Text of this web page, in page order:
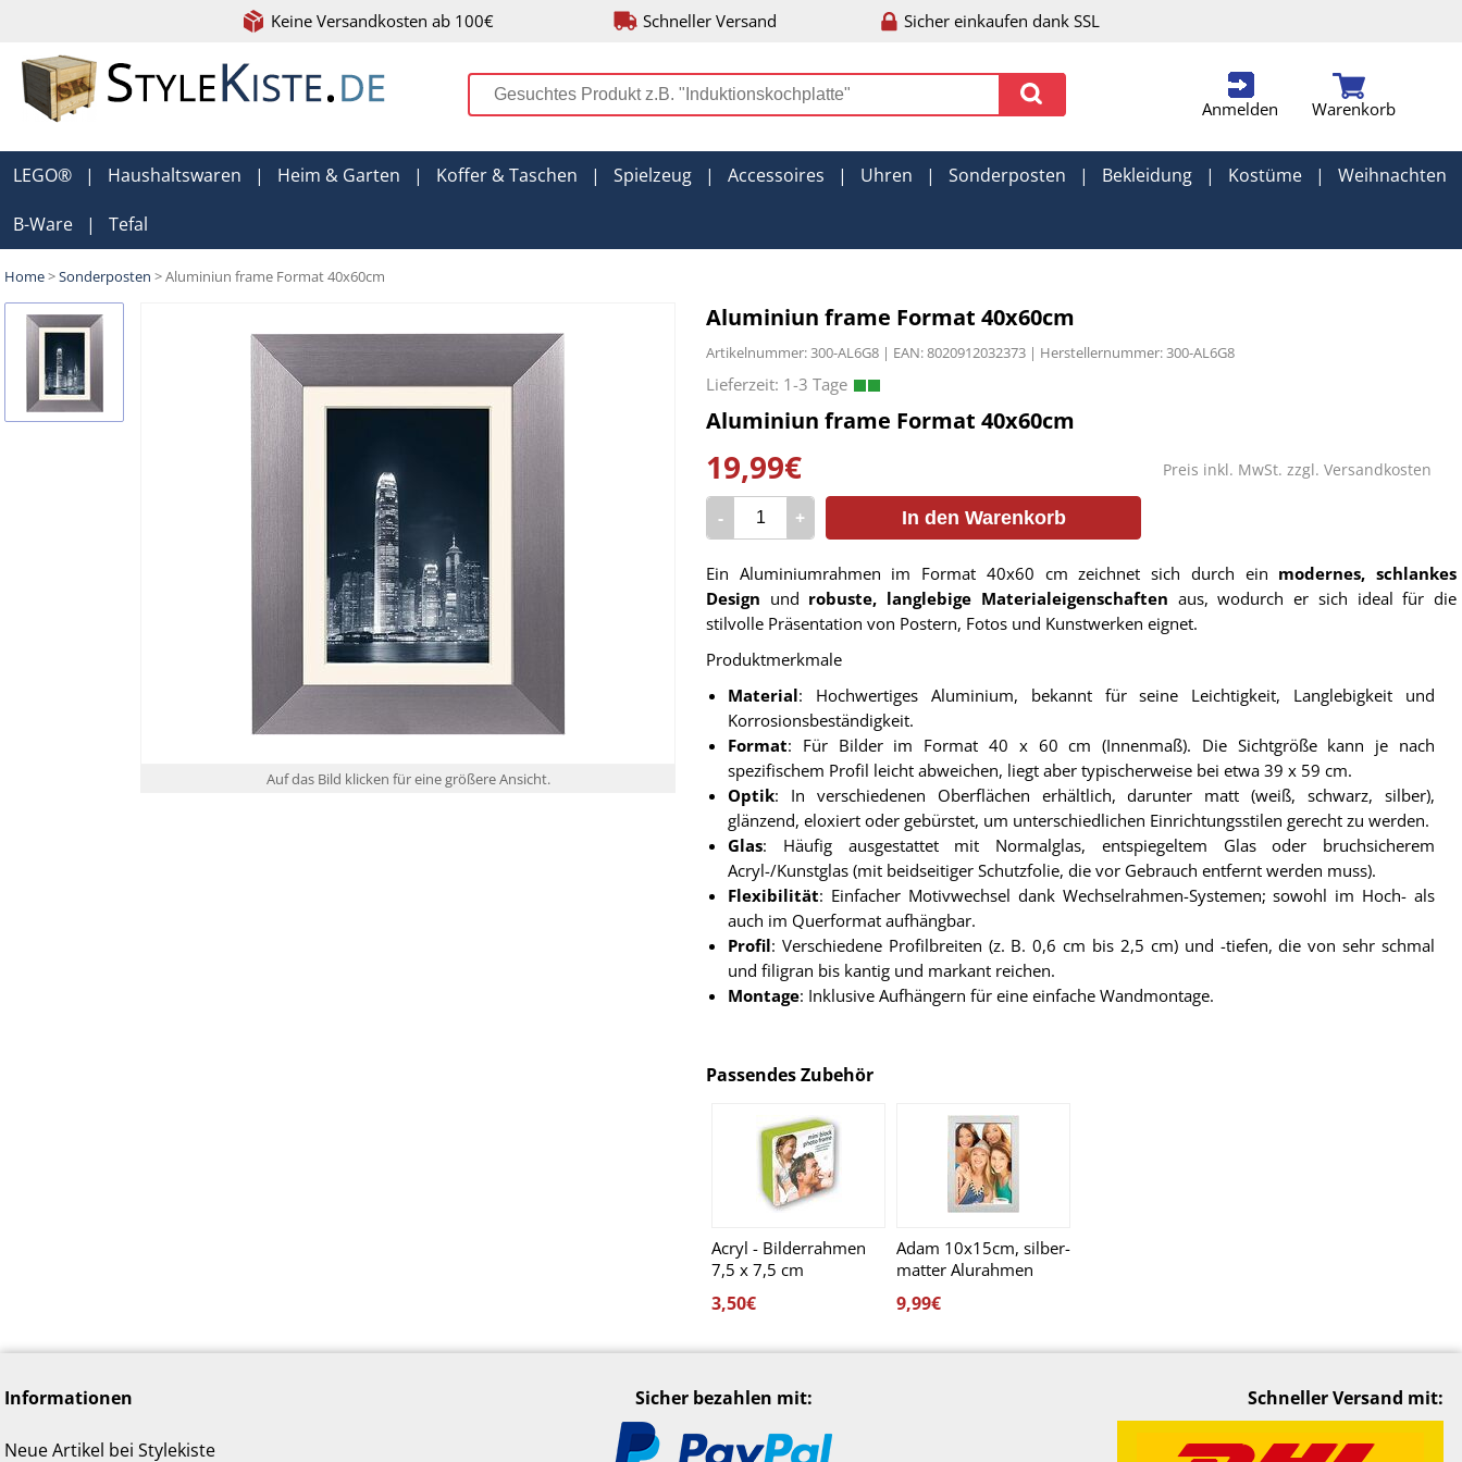
Keine Versandkosten ab 100€ Schneller Versand Sicher einkaufen dank SSL
Anmelden Warenkorb
LEGO® | Haushaltswaren | Heim & Garten | Koffer & Taschen | Spielzeug | Accessoires | Uhren | Sonderposten | Bekleidung | Kostüme | Weihnachten
B-Ware | Tefal
Home>Sonderposten > Aluminiun frame Format 40x60cm
Auf das Bild klicken für eine größere Ansicht.
Aluminiun frame Format 40x60cm
Artikelnummer: 300-AL6G8 | EAN: 8020912032373 | Herstellernummer: 300-AL6G8
Aluminiun frame Format 40x60cm
Preis inkl. MwSt. zzgl. Versandkosten
19,99€
- + In den Warenkorb
Ein Aluminiumrahmen im Format 40x60 cm zeichnet sich durch ein modernes, schlankes
Design und robuste, langlebige Materialeigenschaften aus, wodurch er sich ideal für die
stilvolle Präsentation von Postern, Fotos und Kunstwerken eignet.
Produktmerkmale
Material: Hochwertiges Aluminium, bekannt für seine Leichtigkeit, Langlebigkeit und
Korrosionsbeständigkeit.
Format: Für Bilder im Format 40 x 60 cm (Innenmaß). Die Sichtgröße kann je nach
spezifischem Profil leicht abweichen, liegt aber typischerweise bei etwa 39 x 59 cm.
Optik: In verschiedenen Oberflächen erhältlich, darunter matt (weiß, schwarz, silber),
glänzend, eloxiert oder gebürstet, um unterschiedlichen Einrichtungsstilen gerecht zu werden.
Glas: Häufig ausgestattet mit Normalglas, entspiegeltem Glas oder bruchsicherem
Acryl-/Kunstglas (mit beidseitiger Schutzfolie, die vor Gebrauch entfernt werden muss).
Flexibilität: Einfacher Motivwechsel dank Wechselrahmen-Systemen; sowohl im Hoch- als
auch im Querformat aufhängbar.
Profil: Verschiedene Profilbreiten (z. B. 0,6 cm bis 2,5 cm) und -tiefen, die von sehr schmal
und filigran bis kantig und markant reichen.
Montage: Inklusive Aufhängern für eine einfache Wandmontage.
Passendes Zubehör
Acryl - Bilderrahmen
7,5 x 7,5 cm
3,50€
Adam 10x15cm, silber-
matter Alurahmen
ohne Glas, zum Stellen
und Hängen
9,99€
Informationen
Neue Artikel bei Stylekiste
Sicher bezahlen mit: Schneller Versand mit: